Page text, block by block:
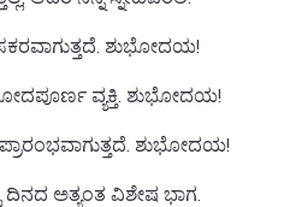
ಶುಭೋದಯ!
ವ್ಯಕ್ತಿ. ಶುಭೋದಯ!
ಶುಭೋದಯ!
ದಿನದ ಅತ್ಯಂತ ವಿಶೇಷ ಭಾಗ.